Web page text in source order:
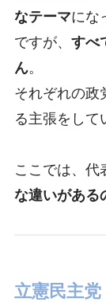
なテーマにな
ですが、 すべ
ん。
それぞれの政
る主張をして
ここでは、代
な違いがある
立憲民主